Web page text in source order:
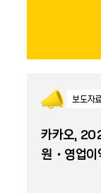
보도자
카카오,
원・영업